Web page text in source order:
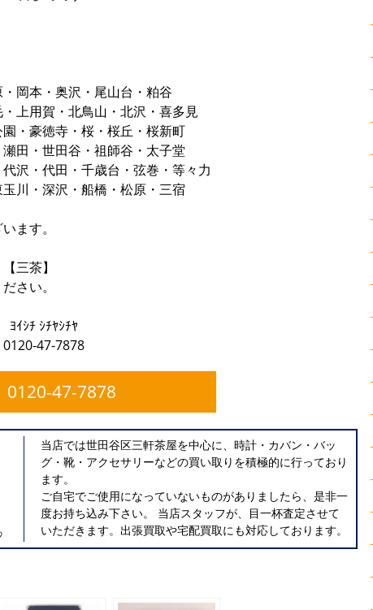
岡本・奥沢・尾山台・粕谷
上用賀・北鳥山・北沢・喜多見
・豪徳寺・桜・桜丘・桜新町
田・世田谷・祖師谷・太子堂
沢・代田・千歳台・弦巻・等々力
川・深沢・船橋・松原・三宿
ます。
三茶】
さい。
ﾁﾔ
47-7878
0120-47-7878
当店では世田谷区三軒茶屋を中心に、時計・カバン・バッ
グ・靴・アクセサリーなどの買い取りを積極的に行っており
ます。
ご自宅でご使用になっていないものがありましたら、是非一
度お持ち込み下さい。 当店スタッフが、目一杯査定させて
いただきます。出張買取や宅配買取にも対応しております。